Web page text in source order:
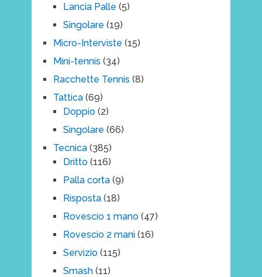
Lancia Palle (5)
Singolare (19)
Micro-Interviste (15)
Mini-tennis (34)
Racchette Tennis (8)
Tattica(69)
Doppio(2)
Singolare (66)
Tecnica(385)
Dritto(116)
Palla corta(9)
Risposta(18)
Rovescio 1 mano(47)
Rovescio 2 mani(16)
Servizio(115)
Smash(11)